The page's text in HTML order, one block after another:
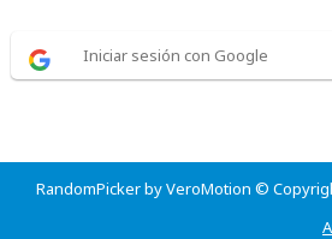
Iniciar sesión con Google
RandomPicker by VeroMotion ©